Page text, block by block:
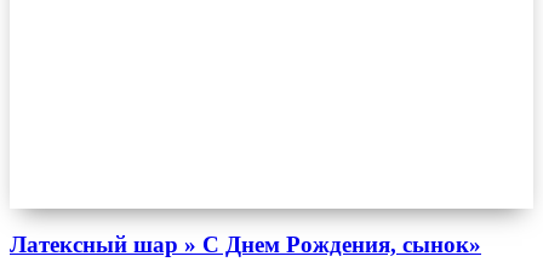
Латексный шар » С Днем Рождения, сынок»